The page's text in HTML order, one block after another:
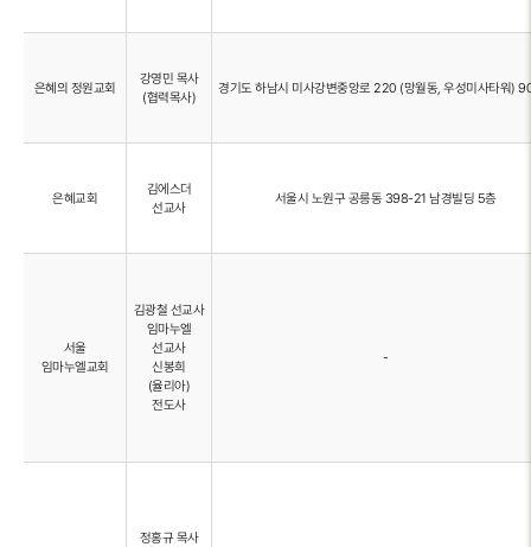
은혜의 정원교회
강영민 목사
(협력목사)
경기도 하남시 미사강변중앙로 220 (망월동, 우성미사타워)
은혜교회
김에스더
선교사
서울시 노원구 공릉동 398-21 남경빌딩 5층
서울
임마누엘교회
김광철 선교사
임마누엘
선교사
신봉희
(율리아)
전도사
-
정홍규 목사